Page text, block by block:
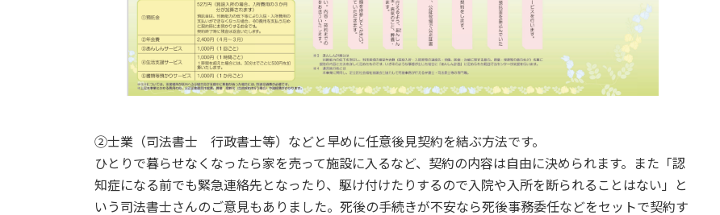
②士業（司法書士 行政書士等）などと早めに任意後見契約を結ぶ方法です。
ひとりで暮らせなくなったら家を売って施設に入るなど、契約の内容は自由に決められます。また「認
知症になる前でも緊急連絡先となったり、駆け付けたりするので入院や入所を断られることはない」と
いう司法書士さんのご意見もありました。死後の手続きが不安なら死後事務委任などをセットで契約す